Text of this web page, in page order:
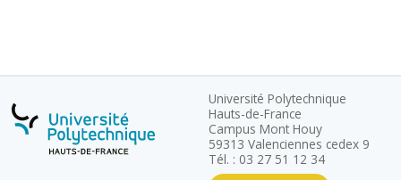
Université Polytechnique
Hauts-de-France
Campus Mont Houy
59313 Valenciennes cedex 9
Tél. : 03 27 51 12 34